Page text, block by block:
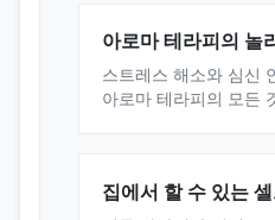
아로마 테라피의 놀
스트레스 해소와 심신
아로마 테라피의 모든
집에서 할 수 있는